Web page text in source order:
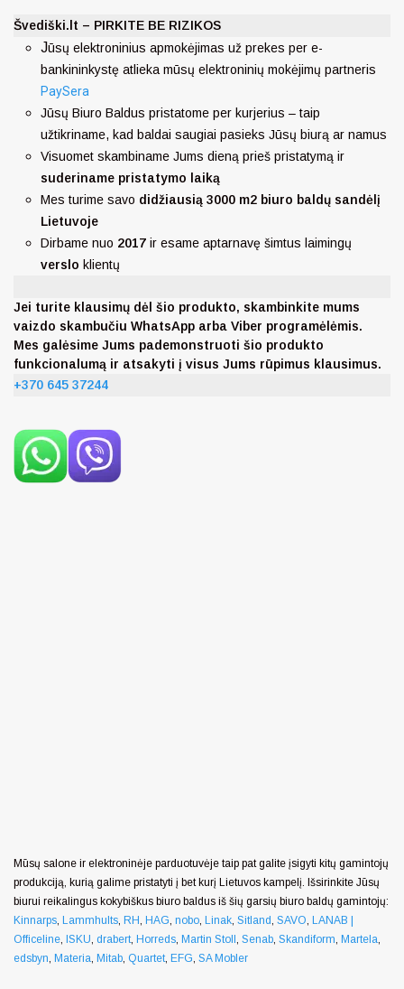
Švediški.lt – PIRKITE BE RIZIKOS
Jūsų elektroninius apmokėjimas už prekes per e-
bankininkystę atlieka mūsų elektroninių mokėjimų partneris
PaySera
Jūsų Biuro Baldus pristatome per kurjerius – taip
užtikriname, kad baldai saugiai pasieks Jūsų biurą ar namus
Visuomet skambiname Jums dieną prieš pristatymą ir
suderiname pristatymo laiką
Mes turime savo didžiausią 3000 m2 biuro baldų sandėlį
Lietuvoje
Dirbame nuo 2017 ir esame aptarnavę šimtus laimingų
verslo klientų
Jei turite klausimų dėl šio produkto, skambinkite mums
vaizdo skambučiu WhatsApp arba Viber programėlėmis.
Mes galėsime Jums pademonstruoti šio produkto
funkcionalumą ir atsakyti į visus Jums rūpimus klausimus.
+370 645 37244
Mūsų salone ir elektroninėje parduotuvėje taip pat galite įsigyti kitų gamintojų
produkciją, kurią galime pristatyti į bet kurį Lietuvos kampelį. Išsirinkite Jūsų
biurui reikalingus kokybiškus biuro baldus iš šių garsių biuro baldų gamintojų:
Kinnarps, Lammhults, RH, HAG, nobo, Linak, Sitland, SAVO, LANAB |
Officeline, ISKU, drabert, Horreds, Martin Stoll , Senab, Skandiform, Martela,
edsbyn, Materia, Mitab, Quartet, EFG, SA Mobler